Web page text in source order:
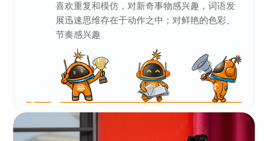
喜欢重复和模仿，对新奇事物感兴趣，词语发
展迅速思维存在于动作之中；对鲜艳的色彩、
节奏感兴趣